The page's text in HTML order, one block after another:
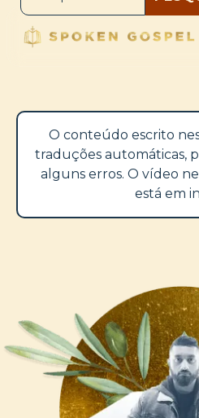
O conteúdo escrito
traduções automáticas,
alguns erros. O vídeo
está em